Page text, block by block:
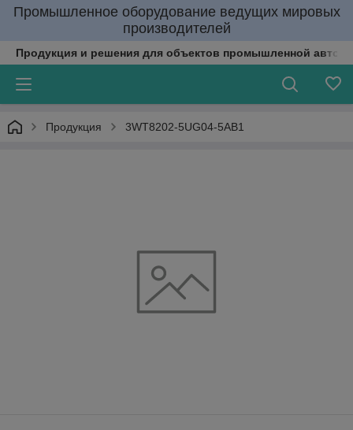
Промышленное оборудование ведущих мировых
производителей
Продукция и решения для объектов промышленной
Продукция 3WT8202-5UG04-5AB1